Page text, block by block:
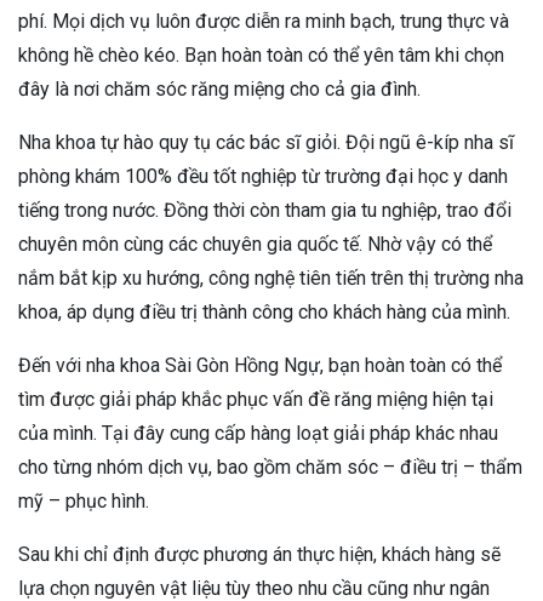
phí. Mọi dịch vụ luôn được diễn ra minh bạch, trung thực và
không hề chèo kéo. Bạn hoàn toàn có thể yên tâm khi chọn
đây là nơi chăm sóc răng miệng cho cả gia đình.
Nha khoa tự hào quy tụ các bác sĩ giỏi. Đội ngũ ê-kíp nha sĩ
phòng khám 100% đều tốt nghiệp từ trường đại học y danh
tiếng trong nước. Đồng thời còn tham gia tu nghiệp, trao đổi
chuyên môn cùng các chuyên gia quốc tế. Nhờ vậy có thể
nắm bắt kịp xu hướng, công nghệ tiên tiến trên thị trường nha
khoa, áp dụng điều trị thành công cho khách hàng của mình.
Đến với nha khoa Sài Gòn Hồng Ngự, bạn hoàn toàn có thể
tìm được giải pháp khắc phục vấn đề răng miệng hiện tại
của mình. Tại đây cung cấp hàng loạt giải pháp khác nhau
cho từng nhóm dịch vụ, bao gồm chăm sóc – điều trị – thẩm
mỹ – phục hình.
Sau khi chỉ định được phương án thực hiện, khách hàng sẽ
lựa chọn nguyên vật liệu tùy theo nhu cầu cũng như ngân